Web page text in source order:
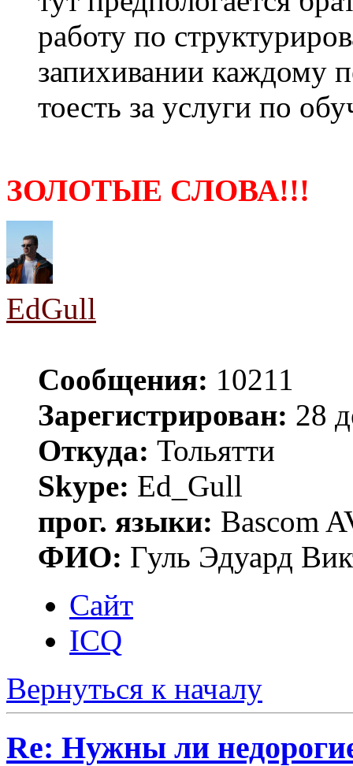
работу по
запихивании каждому
тоесть за услуги по
ЗОЛОТЫЕ СЛОВА!!!
EdGull
Сообщения: 10211
Зарегистрирован: 28
Откуда: Тольятти
Skype: Ed_Gull
прог. языки: Bascom
ФИО: Гуль Эдуард
Сайт
ICQ
Вернуться к началу
Re: Нужны ли